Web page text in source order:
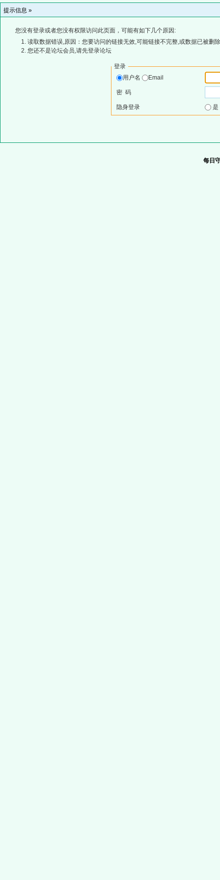
提示信息 »
您没有登录或者您没有权限访问此页面，可能有如下几个原因:
读取数据错误,原因：您要访问的链接无效,可能链接不完整,或数据已被删
您还不是论坛会员,请先登录论坛
登录
用户名
Email
密 码
隐身登录
每日